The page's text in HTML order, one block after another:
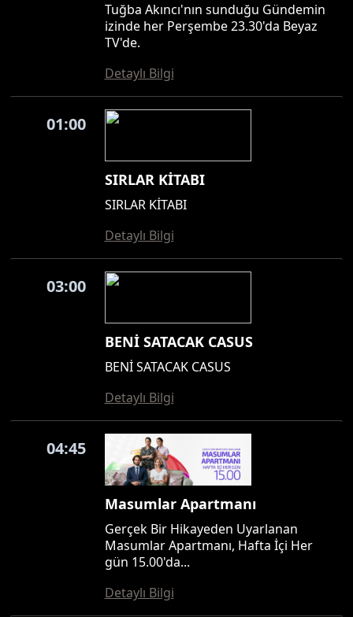
Tuğba Akıncı'nın sunduğu Gündemin
izinde her Perşembe 23.30'da Beyaz
TV'de.
Detaylı Bilgi
01:00
SIRLAR KİTABI
SIRLAR KİTABI
Detaylı Bilgi
03:00
BENİ SATACAK CASUS
BENİ SATACAK CASUS
Detaylı Bilgi
04:45
Masumlar Apartmanı
Gerçek Bir Hikayeden Uyarlanan
Masumlar Apartmanı, Hafta İçi Her
gün 15.00'da...
Detaylı Bilgi